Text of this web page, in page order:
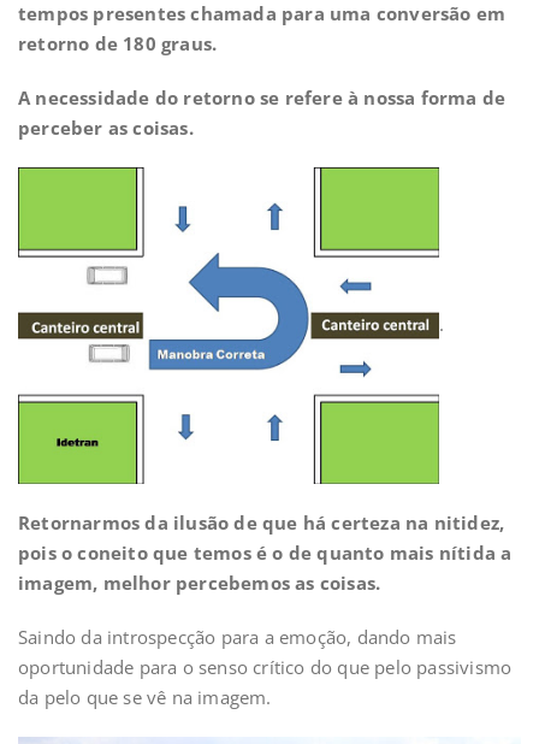
tempos presentes chamada para uma conversão em
retorno de 180 graus.
A necessidade do retorno se refere à nossa forma de
perceber as coisas.
.
Retornarmos da ilusão de que há certeza na nitidez,
pois o coneito que temos é o de quanto mais nítida a
imagem, melhor percebemos as coisas.
Saindo da introspecção para a emoção, dando mais
oportunidade para o senso crítico do que pelo passivismo
da pelo que se vê na imagem.